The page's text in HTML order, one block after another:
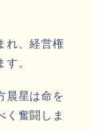
れ、経営権
。
晨星は命を
く奮闘しま